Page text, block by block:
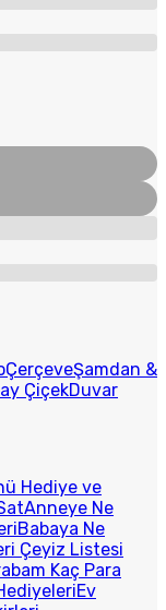
ÇerçeveŞamdan &
ÇiçekDuvar
Hediye ve
Anneye Ne
Babaya Ne
Çeyiz Listesi
Kaç Para
Ev